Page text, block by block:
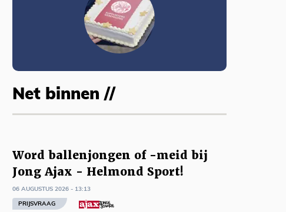
Net binnen //
Word ballenjongen of -meid bij
Jong Ajax - Helmond Sport!
06 AUGUSTUS 2026 - 13:13
PRIJSVRAAG